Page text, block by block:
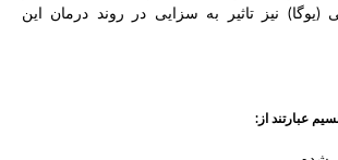
(یوگا) نیز تاثیر به سزایی در روند درمان این
عبارتند از: